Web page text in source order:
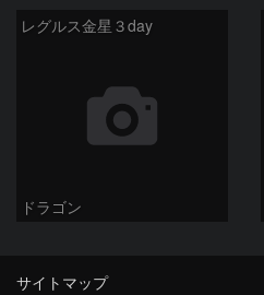
レグルス金星３day
ドラゴン
サイトマップ